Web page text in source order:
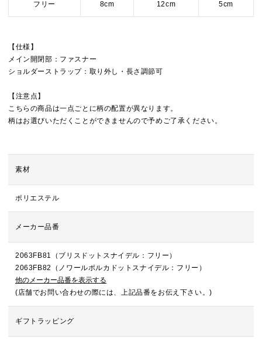
フリー 8cm 12cm 5cm
【仕様】
メイン開閉部：ファスナー
ショルダーストラップ：取り外し・長さ調節可
【注意点】
こちらの商品は一点ごとに柄の配置が異なります。
柄はお選びいただくことができませんので予めご了承ください。
素材
ポリエステル
メーカー品番
2063FB81（ブリスドットスナイデル：フリー）
2063FB82（ノワールポルカドットスナイデル：フリー）
他のメーカー品番を表示する
(店舗でお問い合わせの際には、上記品番をお伝え下さい。)
ギフトラッピング